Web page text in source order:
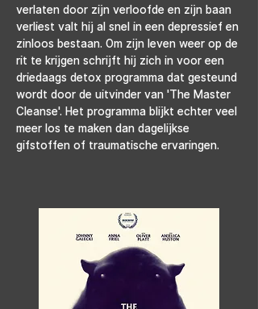
verlaten door zijn verloofde en zijn baan
verliest valt hij al snel in een depressief en
zinloos bestaan. Om zijn leven weer op de
rit te krijgen schrijft hij zich in voor een
driedaags detox programma dat gesteund
wordt door de uitvinder van 'The Master
Cleanse'. Het programma blijkt echter veel
meer los te maken dan dagelijkse
gifstoffen of traumatische ervaringen.